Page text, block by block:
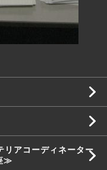
アコーディネーター
≫